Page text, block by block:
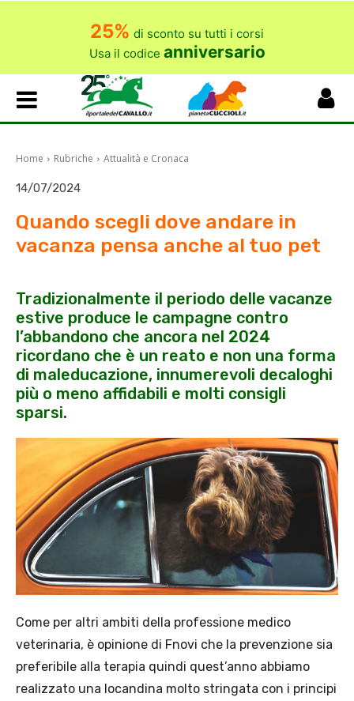
25% di sconto su tutti i corsi
Usa il codice anniversario
Home Rubriche Attualità e Cronaca
14/07/2024
Quando scegli dove andare in
vacanza pensa anche al tuo pet
Tradizionalmente il periodo delle vacanze
estive produce le campagne contro
l’abbandono che ancora nel 2024
ricordano che è un reato e non una forma
di maleducazione, innumerevoli decaloghi
più o meno affidabili e molti consigli
sparsi.
Come per altri ambiti della professione medico
veterinaria, è opinione di Fnovi che la prevenzione sia
preferibile alla terapia quindi quest’anno abbiamo
realizzato una locandina molto stringata con i principi